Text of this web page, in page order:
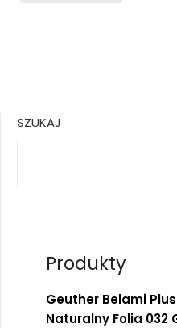
SZUKAJ
Produkty
Geuther Belami
Naturalny Folia 032